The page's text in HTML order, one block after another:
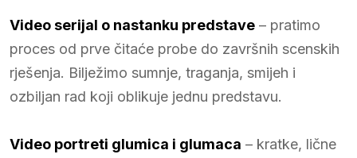
Video serijal o nastanku predstave – pratimo
proces od prve čitaće probe do završnih scenskih
rješenja. Bilježimo sumnje, traganja, smijeh i
ozbiljan rad koji oblikuje jednu predstavu.
Video portreti glumica i glumaca – kratke, lične